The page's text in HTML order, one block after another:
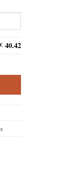
€40.42